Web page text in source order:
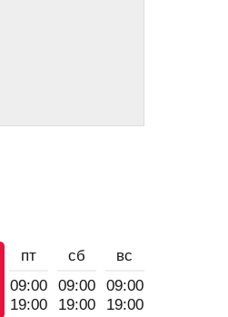
пт
09:00
19:00
сб
09:00
19:00
вс
09:00
19:00